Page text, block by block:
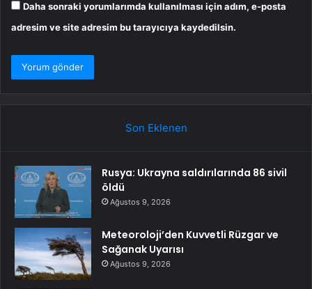
Daha sonraki yorumlarımda kullanılması için adım, e-posta
adresim ve site adresim bu tarayıcıya kaydedilsin.
Son Eklenen
Rusya: Ukrayna saldırılarında 86 sivil
öldü
Ağustos 9, 2026
Meteoroloji’den Kuvvetli Rüzgar ve
Sağanak Uyarısı
Ağustos 9, 2026